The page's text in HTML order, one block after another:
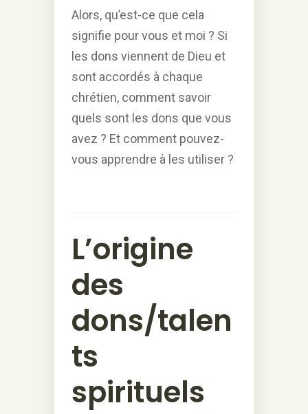
Alors, qu’est-ce que cela
signifie pour vous et moi ? Si
les dons viennent de Dieu et
sont accordés à chaque
chrétien, comment savoir
quels sont les dons que vous
avez ? Et comment pouvez-
vous apprendre à les utiliser ?
L’origine
des
dons/talen
ts
spirituels